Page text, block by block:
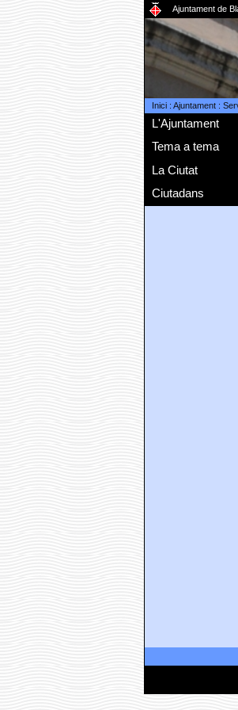
Ajuntament de
Inici: Ajuntament:
L'Ajuntament
Tema a tema
La Ciutat
Ciutadans